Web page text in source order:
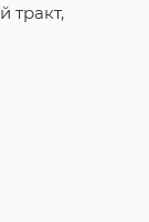
тракт,